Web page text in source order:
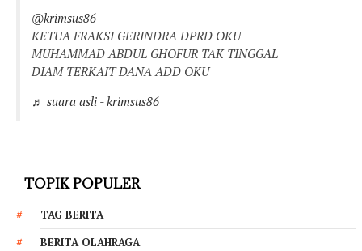
@krimsus86
KETUA FRAKSI GERINDRA DPRD OKU
MUHAMMAD ABDUL GHOFUR TAK TINGGAL
DIAM TERKAIT DANA ADD OKU
♬ suara asli - krimsus86
TOPIK POPULER
TAG BERITA
BERITA OLAHRAGA